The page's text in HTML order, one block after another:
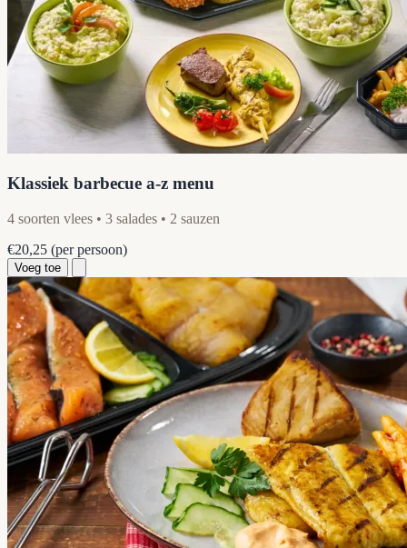
Klassiek barbecue a-z menu
4 soorten vlees • 3 salades • 2 sauzen
€20,25 (per persoon)
Voeg toe